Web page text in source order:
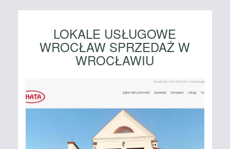
LOKALE USŁUGOWE
WROCŁAW SPRZEDAŻ W
WROCŁAWIU